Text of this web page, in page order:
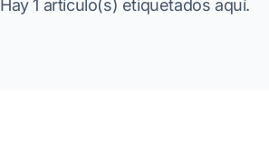
Hay 1 artículo(s) etiquetados aquí.